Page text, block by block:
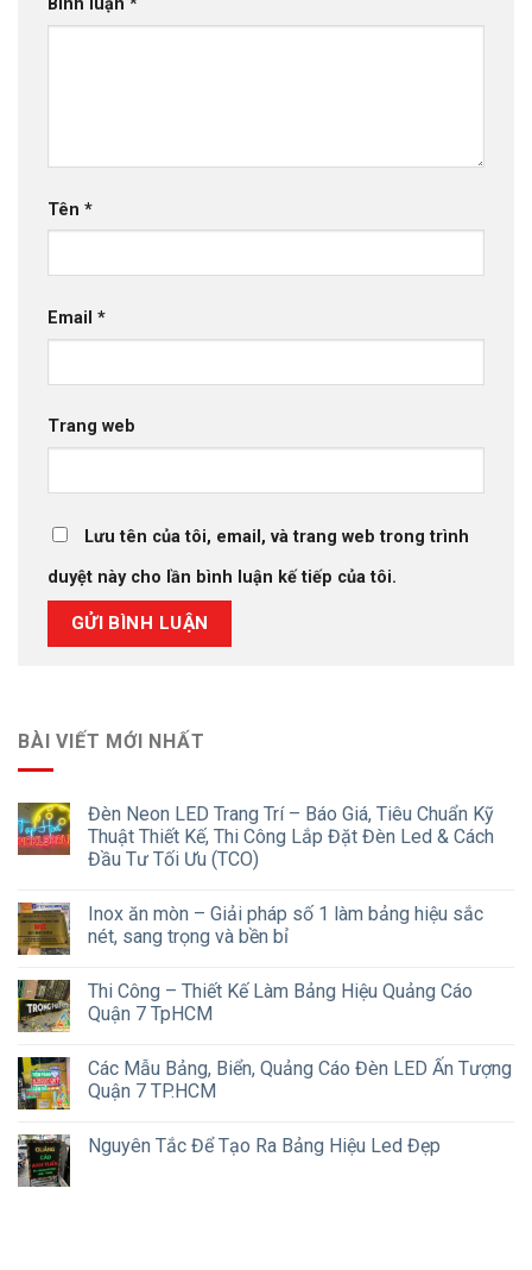
Bình luận *
Tên *
Email *
Trang web
Lưu tên của tôi, email, và trang web trong trình
duyệt này cho lần bình luận kế tiếp của tôi.
BÀI VIẾT MỚI NHẤT
Đèn Neon LED Trang Trí – Báo Giá, Tiêu Chuẩn Kỹ
Thuật Thiết Kế, Thi Công Lắp Đặt Đèn Led & Cách
Đầu Tư Tối Ưu (TCO)
Inox ăn mòn – Giải pháp số 1 làm bảng hiệu sắc
nét, sang trọng và bền bỉ
Thi Công – Thiết Kế Làm Bảng Hiệu Quảng Cáo
Quận 7 TpHCM
Các Mẫu Bảng, Biển, Quảng Cáo Đèn LED Ấn Tượng
Quận 7 TP.HCM
Nguyên Tắc Để Tạo Ra Bảng Hiệu Led Đẹp